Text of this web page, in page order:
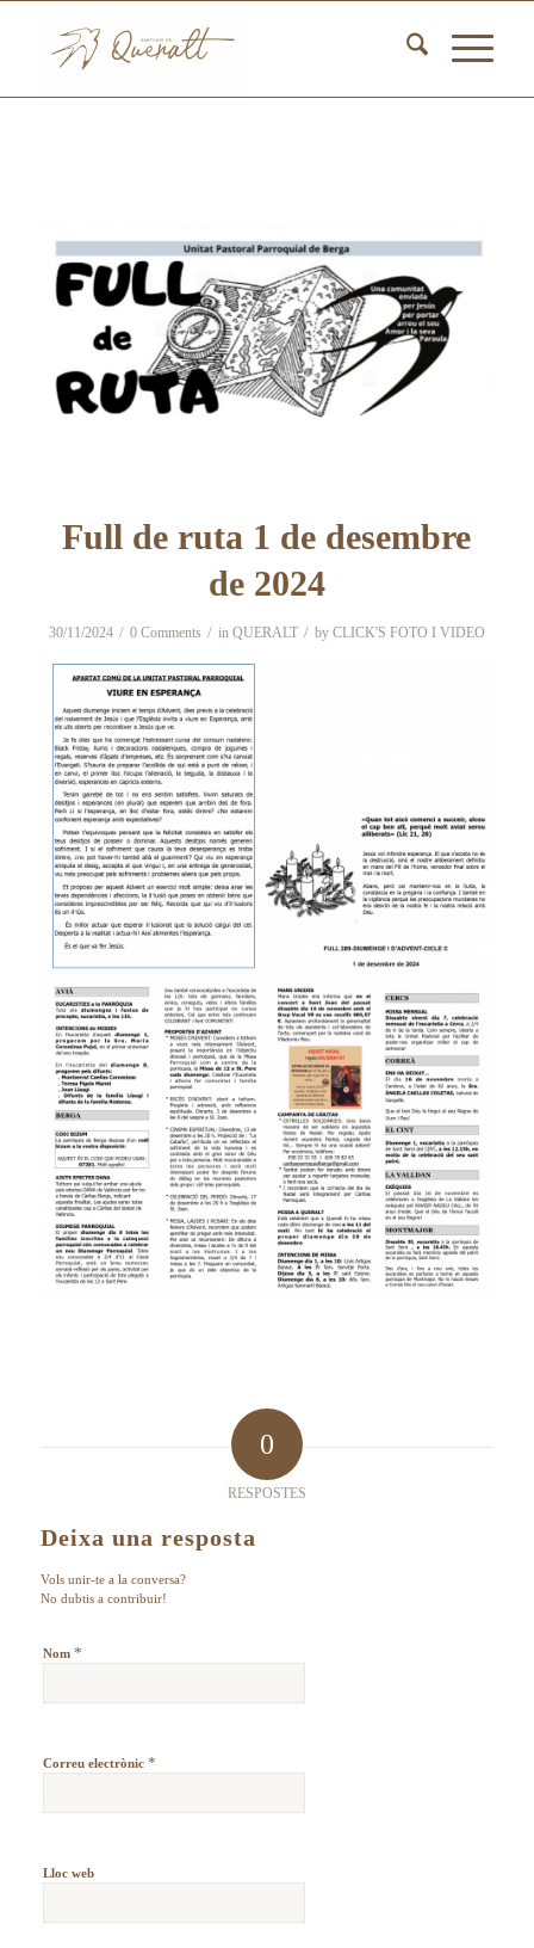
Full de ruta 1 de desembre
de 2024
30/11/2024 / 0 Comments / in QUERALT / by CLICK'S FOTO I VIDEO
0
RESPOSTES
Deixa una resposta
Vols unir-te a la conversa?
No dubtis a contribuir!
Nom *
Correu electrònic *
Lloc web